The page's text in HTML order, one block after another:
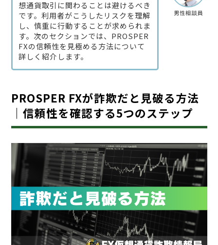
男性相談員
想通貨取引に関わることは避けるべき
です。利用者がこうしたリスクを理解
し、慎重に行動することが求められま
す。次のセクションでは、PROSPER
FXの信頼性を見極める方法について
詳しく紹介します。
PROSPER FXが詐欺だと見破る方法
｜信頼性を確認する5つのステップ